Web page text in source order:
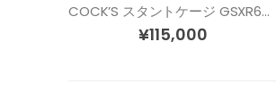
COCK’S スタントケージ GSXR600/750 (06-09) MODEL1
¥115,000